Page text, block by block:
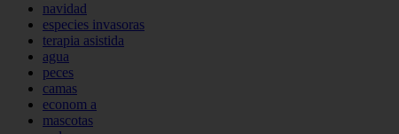
navidad
especies invasoras
terapia asistida
agua
peces
camas
econom a
mascotas